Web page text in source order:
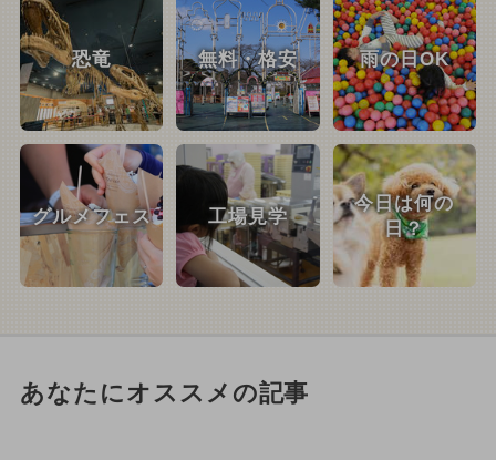
恐竜 無料・格安 雨の日OK
グルメフェス 工場見学
今日は何の
日？
あなたにオススメの記事